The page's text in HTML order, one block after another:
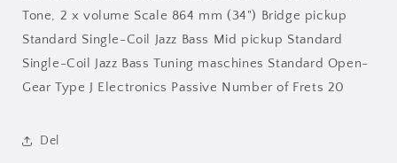
Tone, 2 x volume Scale 864 mm (34") Bridge pickup
Standard Single-Coil Jazz Bass Mid pickup Standard
Single-Coil Jazz Bass Tuning maschines Standard Open-
Gear Type J Electronics Passive Number of Frets 20
Del